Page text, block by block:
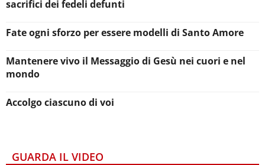
sacrifici dei fedeli defunti
Fate ogni sforzo per essere modelli di Santo Amore
Mantenere vivo il Messaggio di Gesù nei cuori e nel
mondo
Accolgo ciascuno di voi
GUARDA IL VIDEO